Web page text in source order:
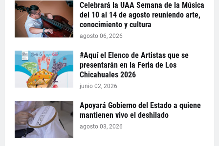
Celebrará la UAA Semana de la Música
del 10 al 14 de agosto reuniendo arte,
conocimiento y cultura
agosto 06, 2026
#Aquí el Elenco de Artistas que se
presentarán en la Feria de Los
Chicahuales 2026
junio 02, 2026
Apoyará Gobierno del Estado a quiene
mantienen vivo el deshilado
agosto 03, 2026